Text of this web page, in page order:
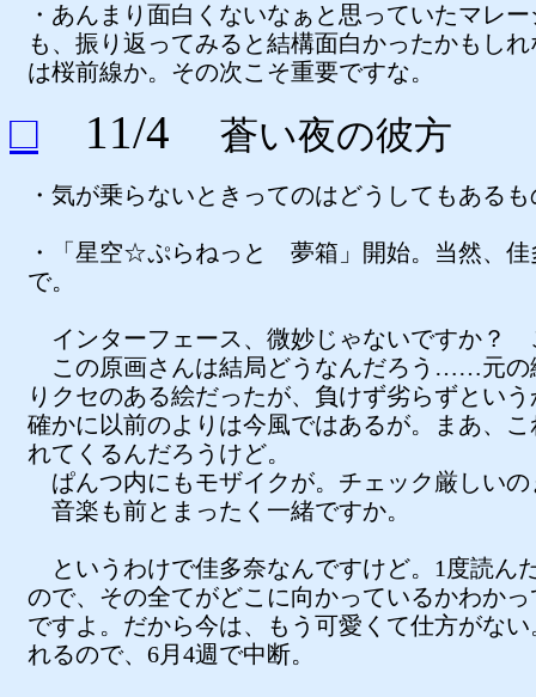
・あんまり面白くないなぁと思っていたマレ
も、振り返ってみると結構面白かったかもし
は桜前線か。その次こそ重要ですな。
□ 11/4 蒼い夜の彼方
・気が乗らないときってのはどうしてもある
・「星空☆ぷらねっと 夢箱」開始。当然、佳
で。
インターフェース、微妙じゃないですか？
この原画さんは結局どうなんだろう……元の
りクセのある絵だったが、負けず劣らずとい
確かに以前のよりは今風ではあるが。まあ、
れてくるんだろうけど。
ぱんつ内にもモザイクが。チェック厳しいの
音楽も前とまったく一緒ですか。
というわけで佳多奈なんですけど。1度読ん
ので、その全てがどこに向かっているかわか
ですよ。だから今は、もう可愛くて仕方がな
れるので、6月4週で中断。